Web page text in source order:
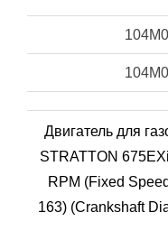
Двигатель для
STRATTON
RPM (Fixed
163) (Crankshaft